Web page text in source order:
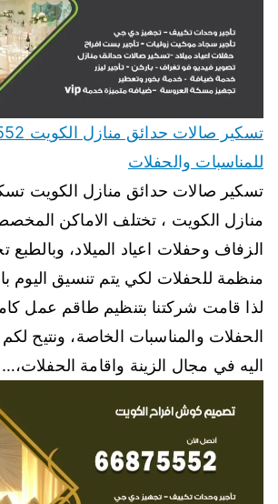
تسكير
للمناسبات والحفلات
تسكير صالات حدائق منازل الكويت
منازل الكويت ، تختلف الاماكن
الزفاف وحفلات اعياد الميلاد،
منظمة للحفلات لكي يتم تنسيق اليوم
لذا قامت شركتنا بتنظيم طاقم عمل
الحفلات والمناسبات الخاصة، ونتيح
اليه في مجال الزينة واقامة الحفلات،…